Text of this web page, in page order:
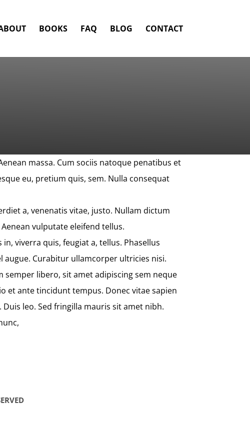
BOOKS FAQ BLOG CONTACT
massa. Cum sociis natoque penatibus et
eu, pretium quis, sem. Nulla consequat
a, venenatis vitae, justo. Nullam dictum
vulputate eleifend tellus.
viverra quis, feugiat a, tellus. Phasellus
augue. Curabitur ullamcorper ultricies nisi.
semper libero, sit amet adipiscing sem neque
et ante tincidunt tempus. Donec vitae sapien
leo. Sed fringilla mauris sit amet nibh.